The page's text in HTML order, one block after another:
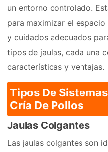
un entorno controlado.
para maximizar el
y cuidados adecuados
tipos de jaulas, cada una
características y ventajas.
Tipos De
Cría De Pollos
Jaulas Colgantes
Las jaulas colgantes son